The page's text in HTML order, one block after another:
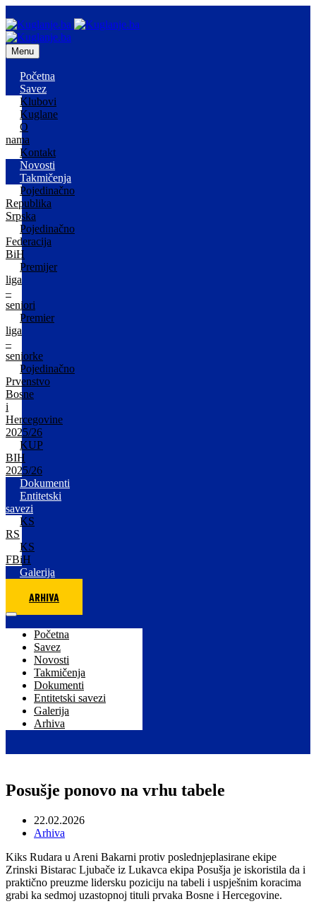
Menu
Početna
Savez
Klubovi
Kuglane
O
nama
Kontakt
Novosti
Takmičenja
Pojedinačno
Republika
Srpska
Pojedinačno
Federacija
BiH
Premijer
liga
–
seniori
Premier
liga
–
seniorke
Pojedinačno
Prvenstvo
Bosne
i
Hercegovine
2025/26
KUP
BIH
2025/26
Dokumenti
Entitetski
savezi
KS
RS
KS
FBiH
Galerija
ARHIVA
Početna
Savez
Novosti
Takmičenja
Dokumenti
Entitetski savezi
Galerija
Arhiva
Posušje ponovo na vrhu tabele
22.02.2026
Arhiva
Kiks Rudara u Areni Bakarni protiv poslednjeplasirane ekipe
Zrinski Bistarac Ljubače iz Lukavca ekipa Posušja je iskoristila da i
praktično preuzme lidersku poziciju na tabeli i uspješnim koracima
grabi ka sedmoj uzastopnoj tituli prvaka Bosne i Hercegovine.